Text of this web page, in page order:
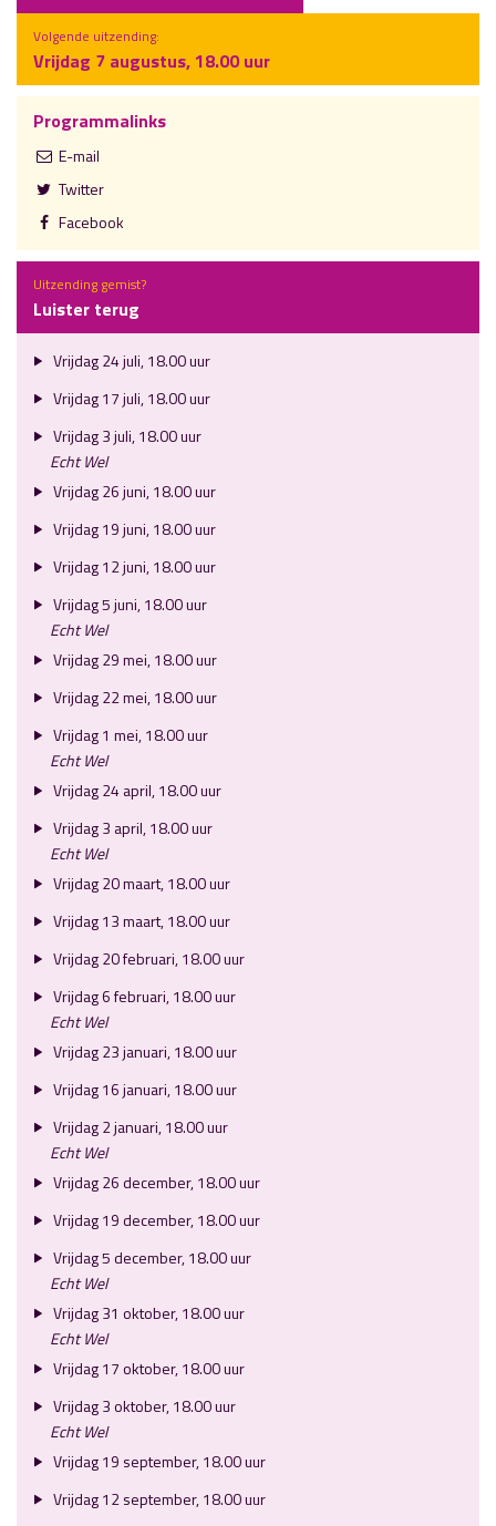
Volgende uitzending:
Vrijdag 7 augustus, 18.00 uur
Programmalinks
E-mail
Twitter
Facebook
Uitzending gemist?
Luister terug
Vrijdag 24 juli, 18.00 uur
Vrijdag 17 juli, 18.00 uur
Vrijdag 3 juli, 18.00 uur
Echt Wel
Vrijdag 26 juni, 18.00 uur
Vrijdag 19 juni, 18.00 uur
Vrijdag 12 juni, 18.00 uur
Vrijdag 5 juni, 18.00 uur
Echt Wel
Vrijdag 29 mei, 18.00 uur
Vrijdag 22 mei, 18.00 uur
Vrijdag 1 mei, 18.00 uur
Echt Wel
Vrijdag 24 april, 18.00 uur
Vrijdag 3 april, 18.00 uur
Echt Wel
Vrijdag 20 maart, 18.00 uur
Vrijdag 13 maart, 18.00 uur
Vrijdag 20 februari, 18.00 uur
Vrijdag 6 februari, 18.00 uur
Echt Wel
Vrijdag 23 januari, 18.00 uur
Vrijdag 16 januari, 18.00 uur
Vrijdag 2 januari, 18.00 uur
Echt Wel
Vrijdag 26 december, 18.00 uur
Vrijdag 19 december, 18.00 uur
Vrijdag 5 december, 18.00 uur
Echt Wel
Vrijdag 31 oktober, 18.00 uur
Echt Wel
Vrijdag 17 oktober, 18.00 uur
Vrijdag 3 oktober, 18.00 uur
Echt Wel
Vrijdag 19 september, 18.00 uur
Vrijdag 12 september, 18.00 uur